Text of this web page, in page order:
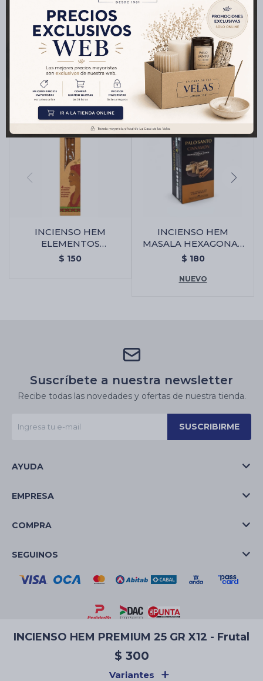
INCIENSO HEM PREMIUM 25 GR X12 - Frutal
$ 300
Variantes
Productos que te pueden interesar
INCIENSO HEM
ELEMENTOS
SAGRADOS JUMBO -
$ 150
INCIENSO HEM
MASALA HEXAGONAL
X6 - Palo Santo/canela
$ 180
NUEVO
Suscríbete a nuestra newsletter
Recibe todas las novedades y ofertas de nuestra tienda.
SUSCRIBIRME
AYUDA
EMPRESA
COMPRA
SEGUINOS
© Copyright 2026 / La Casa de las Velas